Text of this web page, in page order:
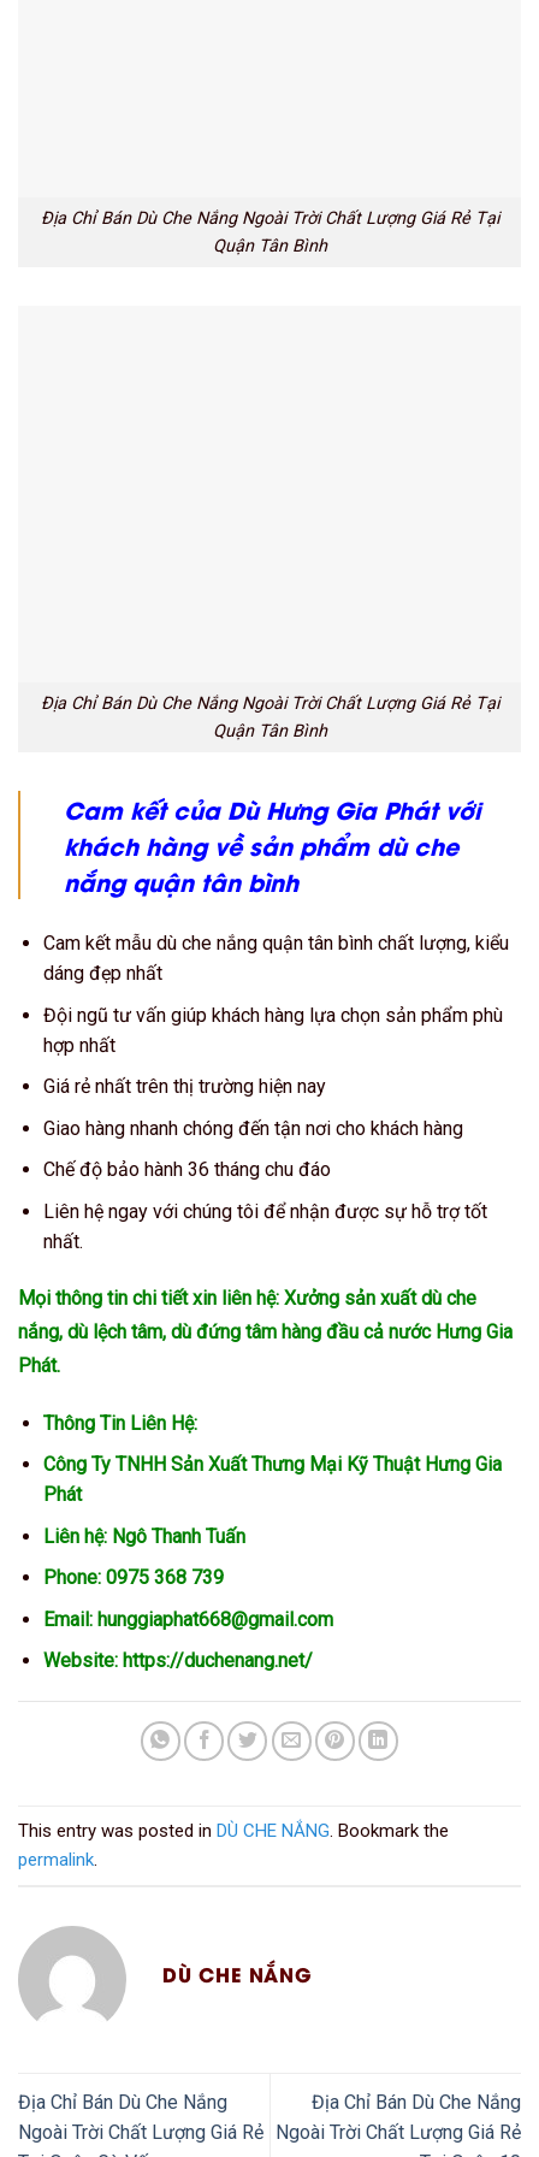
Địa Chỉ Bán Dù Che Nắng Ngoài Trời Chất Lượng Giá Rẻ Tại
Quận Tân Bình
Địa Chỉ Bán Dù Che Nắng Ngoài Trời Chất Lượng Giá Rẻ Tại
Quận Tân Bình
Cam kết của Dù Hưng Gia Phát với
khách hàng về sản phẩm dù che
nắng quận tân bình
Cam kết mẫu dù che nắng quận tân bình chất lượng, kiểu
dáng đẹp nhất
Đội ngũ tư vấn giúp khách hàng lựa chọn sản phẩm phù
hợp nhất
Giá rẻ nhất trên thị trường hiện nay
Giao hàng nhanh chóng đến tận nơi cho khách hàng
Chế độ bảo hành 36 tháng chu đáo
Liên hệ ngay với chúng tôi để nhận được sự hỗ trợ tốt
nhất.
Mọi thông tin chi tiết xin liên hệ: Xưởng sản xuất dù che
nắng, dù lệch tâm, dù đứng tâm hàng đầu cả nước Hưng Gia
Phát.
Thông Tin Liên Hệ:
Công Ty TNHH Sản Xuất Thưng Mại Kỹ Thuật Hưng Gia
Phát
Liên hệ: Ngô Thanh Tuấn
Phone: 0975 368 739
Email: hunggiaphat668@gmail.com
Website: https://duchenang.net/
This entry was posted in DÙ CHE NẮNG. Bookmark the
permalink.
DÙ CHE NẮNG
Địa Chỉ Bán Dù Che Nắng
Ngoài Trời Chất Lượng Giá Rẻ
Địa Chỉ Bán Dù Che Nắng
Ngoài Trời Chất Lượng Giá Rẻ